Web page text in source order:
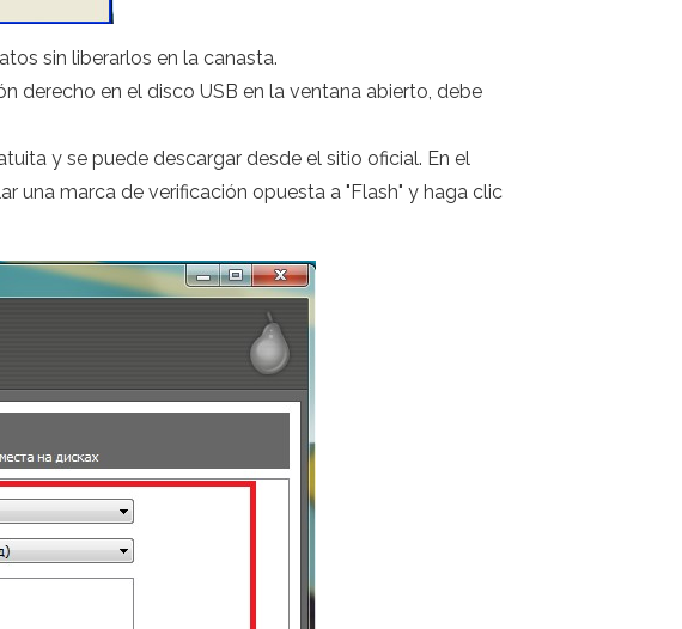
sin liberarlos en la canasta.
derecho en el disco USB en la ventana abierto, debe
y se puede descargar desde el sitio oficial. En el
una marca de verificación opuesta a "Flash" y haga clic